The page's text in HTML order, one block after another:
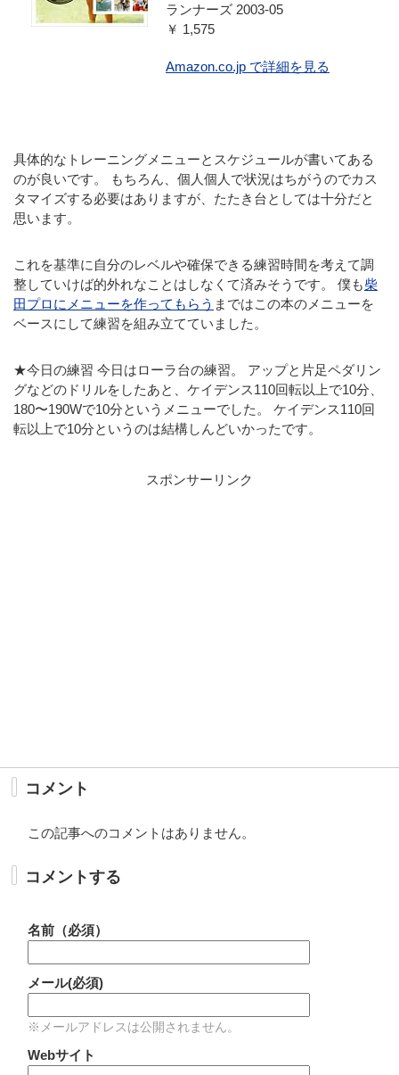
ランナーズ 2003-05
￥ 1,575
Amazon.co.jp で詳細を見る
具体的なトレーニングメニューとスケジュールが書いてある
のが良いです。 もちろん、個人個人で状況はちがうのでカス
タマイズする必要はありますが、たたき台としては十分だと
思います。
これを基準に自分のレベルや確保できる練習時間を考えて調
整していけば的外れなことはしなくて済みそうです。 僕も柴
田プロにメニューを作ってもらう まではこの本のメニューを
ベースにして練習を組み立てていました。
★今日の練習 今日はローラ台の練習。 アップと片足ペダリン
グなどのドリルをしたあと、ケイデンス110回転以上で10分、
180〜190Wで10分というメニューでした。 ケイデンス110回
転以上で10分というのは結構しんどいかったです。
スポンサーリンク
コメント
この記事へのコメントはありません。
コメントする
名前（必須）
メール(必須)
※メールアドレスは公開されません。
Webサイト